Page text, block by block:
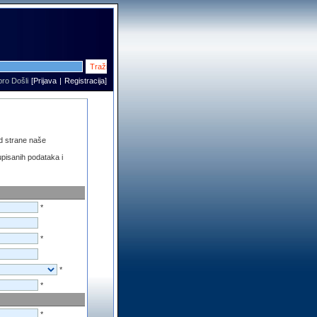
Došli [Prijava | Registracija]
strane naše
podataka i
*
*
*
*
*